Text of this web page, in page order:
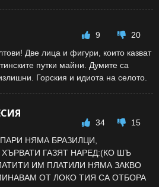
9
20
Две лица и фигури, които казват
путки майни. Думите са
Горския и идиота на селото.
34
15
НЯМА БРАЗИЛЦИ,
ГАЗЯТ НАРЕД:(КО ШЪ
ИМ ПЛАТИЛИ НЯМА ЗАКВО
ОТ ЛОКО ТИЯ СА ОТБОРА